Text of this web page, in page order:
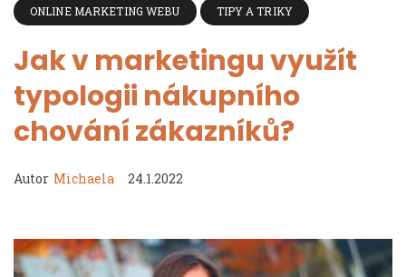
ONLINE MARKETING WEBU TIPY A TRIKY
Jak v marketingu využít
typologii nákupního
chování zákazníků?
Autor Michaela 24.1.2022